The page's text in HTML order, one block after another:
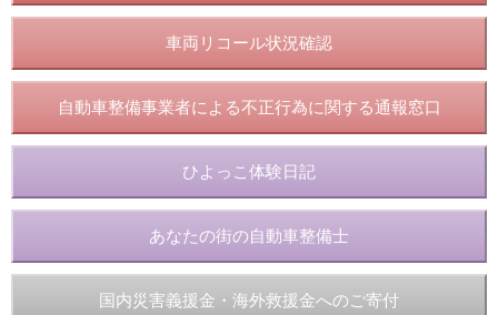
車両リコール状況確認
自動車整備事業者による不正行為に関する通報窓口
ひよっこ体験日記
あなたの街の自動車整備士
国内災害義援金・海外救援金へのご寄付